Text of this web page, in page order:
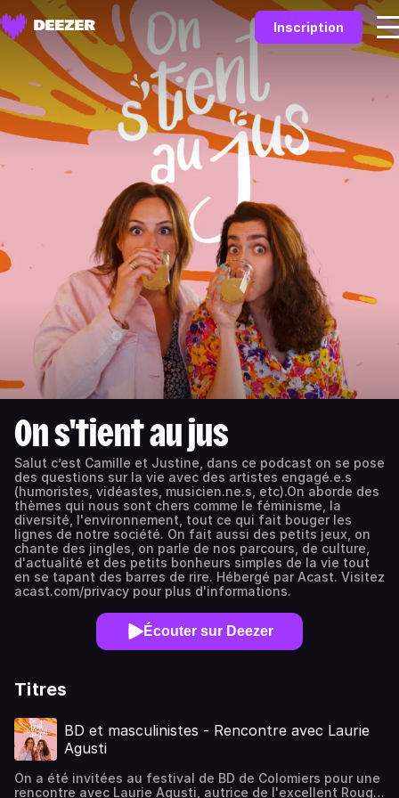
Inscription
On s'tient au jus
Salut c’est Camille et Justine, dans ce podcast on se pose
des questions sur la vie avec des artistes engagé.e.s
(humoristes, vidéastes, musicien.ne.s, etc).On aborde des
thèmes qui nous sont chers comme le féminisme, la
diversité, l'environnement, tout ce qui fait bouger les
lignes de notre société. On fait aussi des petits jeux, on
chante des jingles, on parle de nos parcours, de culture,
d'actualité et des petits bonheurs simples de la vie tout
en se tapant des barres de rire. Hébergé par Acast. Visitez
acast.com/privacy pour plus d'informations.
Écouter sur Deezer
Titres
BD et masculinistes - Rencontre avec Laurie
Agusti
On a été invitées au festival de BD de Colomiers pour une
rencontre avec Laurie Agusti, autrice de l'excellent Rouge